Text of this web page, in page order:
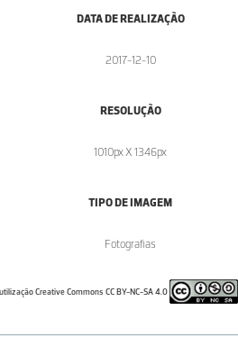
DATA DE REALIZAÇÃO
2017-12-10
RESOLUÇÃO
1010px X 1346px
TIPO DE IMAGEM
Fotografias
Creative Commons CC BY-NC-SA 4.0